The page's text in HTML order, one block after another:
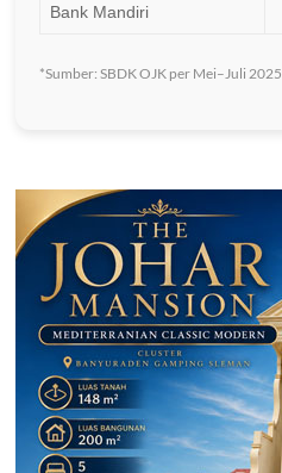
Bank Mandiri
*Sumber: SBDK OJK per Mei–Juli 2025